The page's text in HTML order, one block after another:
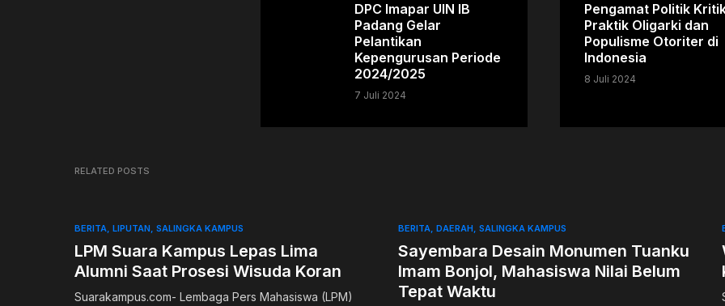
DPC Imapar UIN IB
Padang Gelar
Pelantikan
Kepengurusan Periode
2024/2025
7 Juli 2024
Pengamat Politik
Praktik Oligarki dan
Populisme Otoriter di
Indonesia
8 Juli 2024
RELATED POSTS
BERITA LIPUTAN SALINGKA KAMPUS
LPM Suara Kampus Lepas Lima
Alumni Saat Prosesi Wisuda Koran
Suarakampus.com- Lembaga Pers Mahasiswa (LPM)
BERITA DAERAH SALINGKA KAMPUS
Sayembara Desain Monumen Tuanku
Imam Bonjol, Mahasiswa Nilai Belum
Tepat Waktu